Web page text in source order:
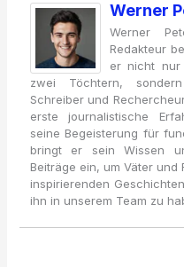
Werner
Werner
Redakteur
er nicht nur
zwei Töchtern,
Schreiber und
erste journalistische
seine Begeisterung für
bringt er sein Wissen
Beiträge ein, um Väter und
inspirierenden
ihn in unserem Team zu